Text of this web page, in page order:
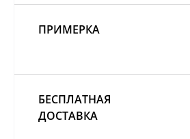
ПРИМЕРКА
БЕСПЛАТНАЯ
ДОСТАВКА